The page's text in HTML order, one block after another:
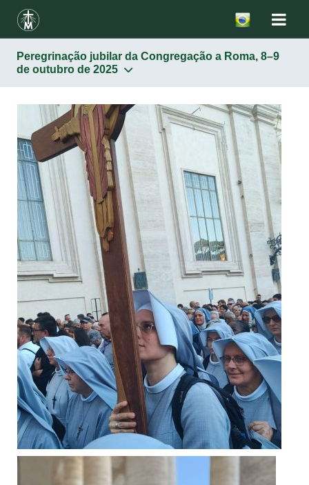
Peregrinação jubilar da Congregação a Roma, 8–9
de outubro de 2025